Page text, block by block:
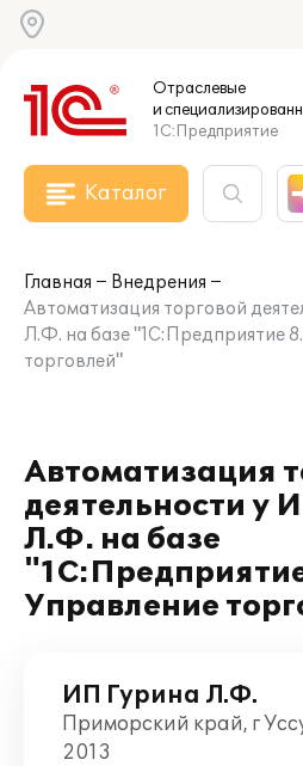
Отраслевые
и
1С:Предприятие
Каталог
Главная
Внедрения
Автоматизация торговой
Л.Ф. на базе "1С:Предприятие
торговлей"
Автоматизация
деятельности у
Л.Ф. на базе
Управление
ИП Гурина Л.Ф.
Приморский край, г
2013